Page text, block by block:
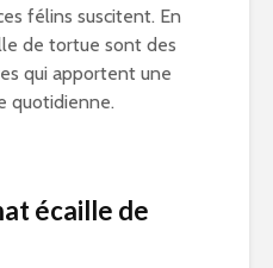
félins suscitent. En
de tortue sont des
qui apportent une
quotidienne.
écaille de